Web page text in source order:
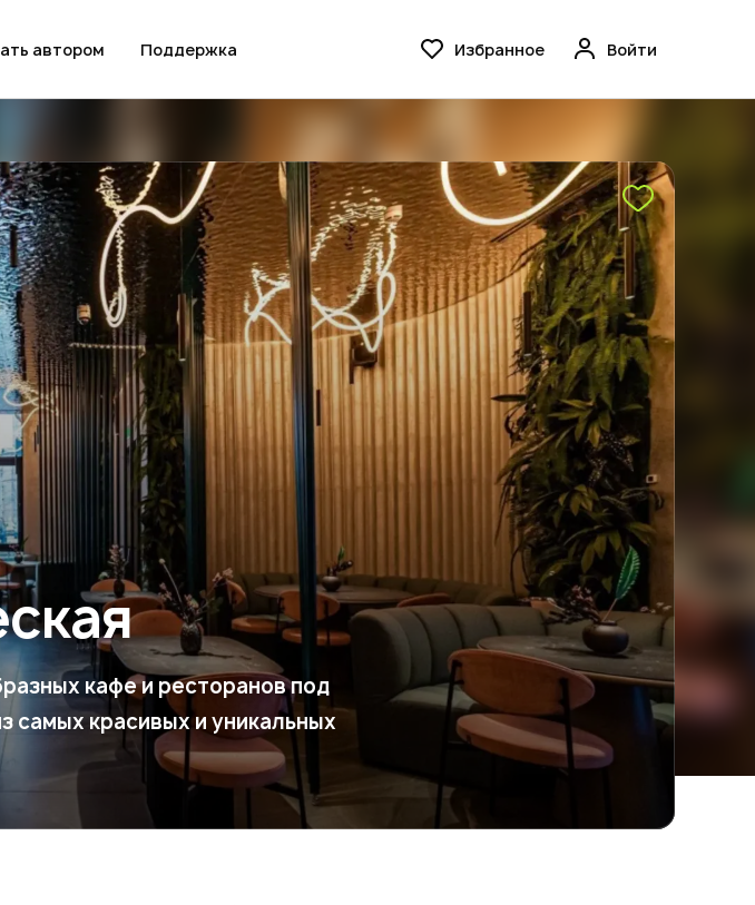
автором Поддержка Избранное Войти
кафе и ресторанов под
самых красивых и уникальных